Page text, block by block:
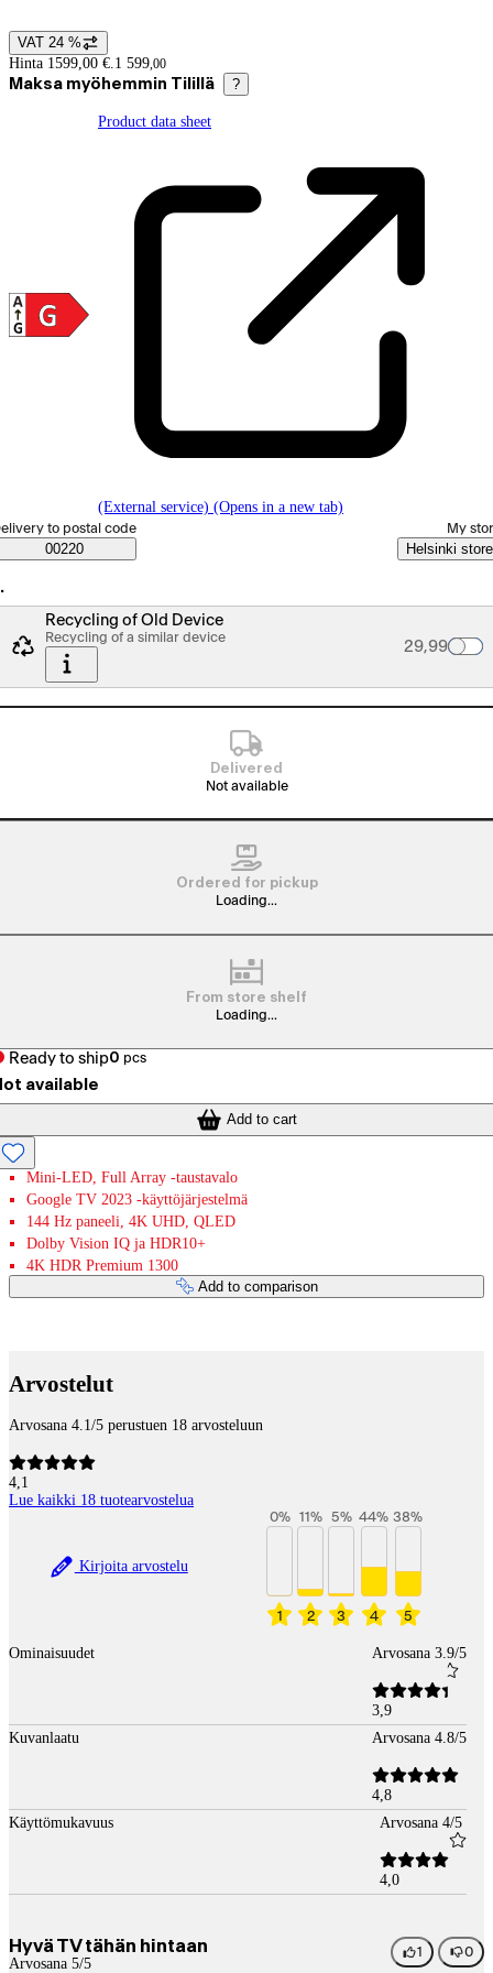
Price details
VAT 24 %
Hinta 1599,00 €. 1 599,00
Maksa myöhemmin Tilillä ?
Product data sheet
(External service) (Opens in a new tab)
Saatavuustiedot
order method
to postal code
00220
My
Helsinki store
Recycling of Old Device
Recycling of a similar device
Palvelun
29,99
Delivered
Not available
Ordered for pickup
Loading...
From store shelf
Loading...
Ready to ship0 pcs
available
Add to cart
Mini-LED, Full Array -taustavalo
Google TV 2023 -käyttöjärjestelmä
144 Hz paneeli, 4K UHD, QLED
Dolby Vision IQ ja HDR10+
4K HDR Premium 1300
Add to comparison
Arvostelut
Arvosana 4.1/5 perustuen 18 arvosteluun
4,1
Lue kaikki 18 tuotearvostelua
Kirjoita arvostelu
1
0%
2
11%
3
5%
4
44%
5
38%
Ominaisuudet Arvosana 3.9/5
3,9
Kuvanlaatu
Arvosana 4.8/5
4,8
Käyttömukavuus
Arvosana 4/5
4,0
Hyvä TV tähän hintaan
Arvosana 5/5
1 0